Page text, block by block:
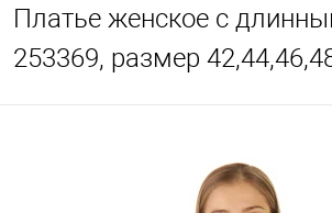
Платье женское с
253369, размер